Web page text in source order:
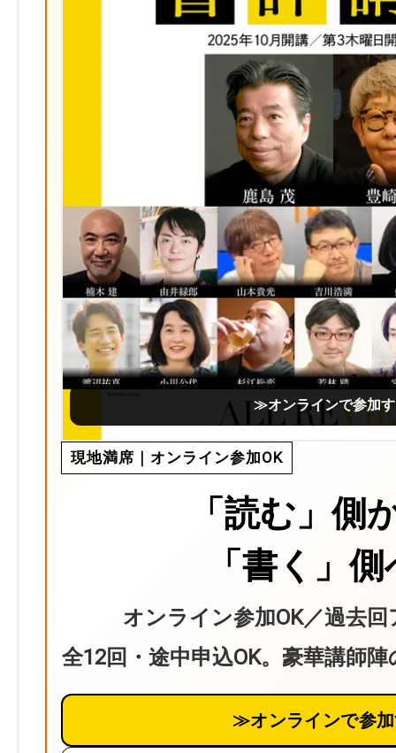
≫オンラインで参加
現地満席｜オンライン参加OK
「読む」側
「書く」
オンライン参加OK／過去
全12回・途中申込OK。豪華講師
≫オンラインで参